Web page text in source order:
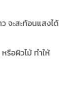
จะสะท้อนแสงได้
อผิวไม้ ทำให้